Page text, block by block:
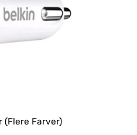
(Flere Farver)